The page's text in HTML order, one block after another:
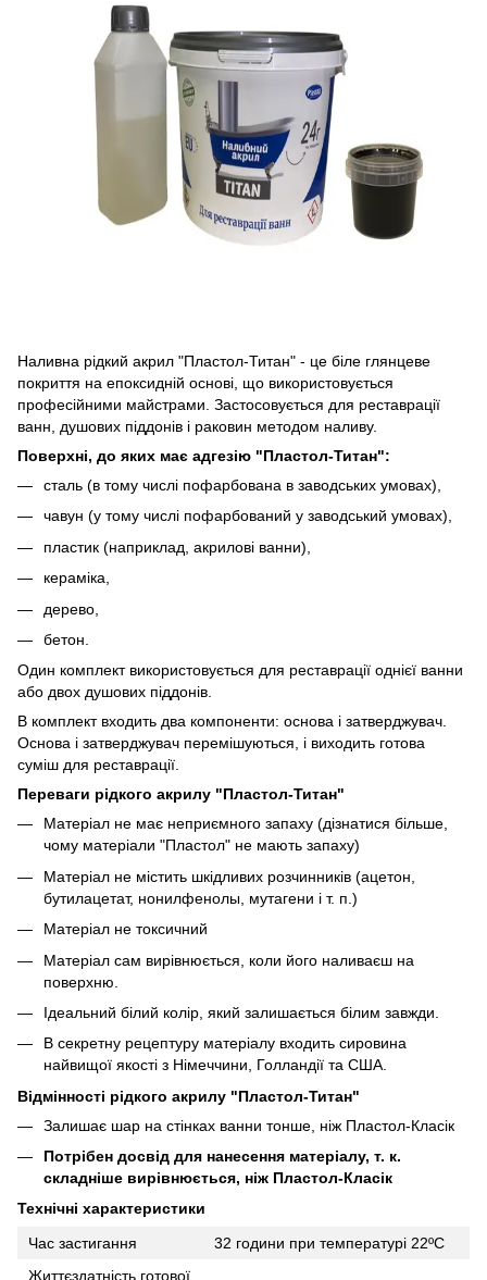
Наливна рідкий акрил "Пластол-Титан" - це біле глянцеве
покриття на епоксидній основі, що використовується
професійними майстрами. Застосовується для реставрації
ванн, душових піддонів і раковин методом наливу.
Поверхні, до яких має адгезію "Пластол-Титан":
сталь (в тому числі пофарбована в заводських умовах),
чавун (у тому числі пофарбований у заводський умовах),
пластик (наприклад, акрилові ванни),
кераміка,
дерево,
бетон.
Один комплект використовується для реставрації однієї ванни
або двох душових піддонів.
В комплект входить два компоненти: основа і затверджувач.
Основа і затверджувач перемішуються, і виходить готова
суміш для реставрації.
Переваги рідкого акрилу "Пластол-Титан"
Матеріал не має неприємного запаху (дізнатися більше,
чому матеріали "Пластол" не мають запаху)
Матеріал не містить шкідливих розчинників (ацетон,
бутилацетат, нонилфенолы, мутагени і т. п.)
Матеріал не токсичний
Матеріал сам вирівнюється, коли його наливаєш на
поверхню.
Ідеальний білий колір, який залишається білим завжди.
В секретну рецептуру матеріалу входить сировина
найвищої якості з Німеччини, Голландії та США.
Відмінності рідкого акрилу "Пластол-Титан"
Залишає шар на стінках ванни тонше, ніж Пластол-Класік
Потрібен досвід для нанесення матеріалу, т. к.
складніше вирівнюється, ніж Пластол-Класік
Технічні характеристики
Час застигання
32 години при температурі 22ºC
Життєздатність готової